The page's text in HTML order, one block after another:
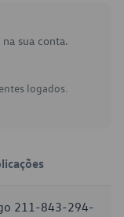
sua conta.
logados.
211-843-294-